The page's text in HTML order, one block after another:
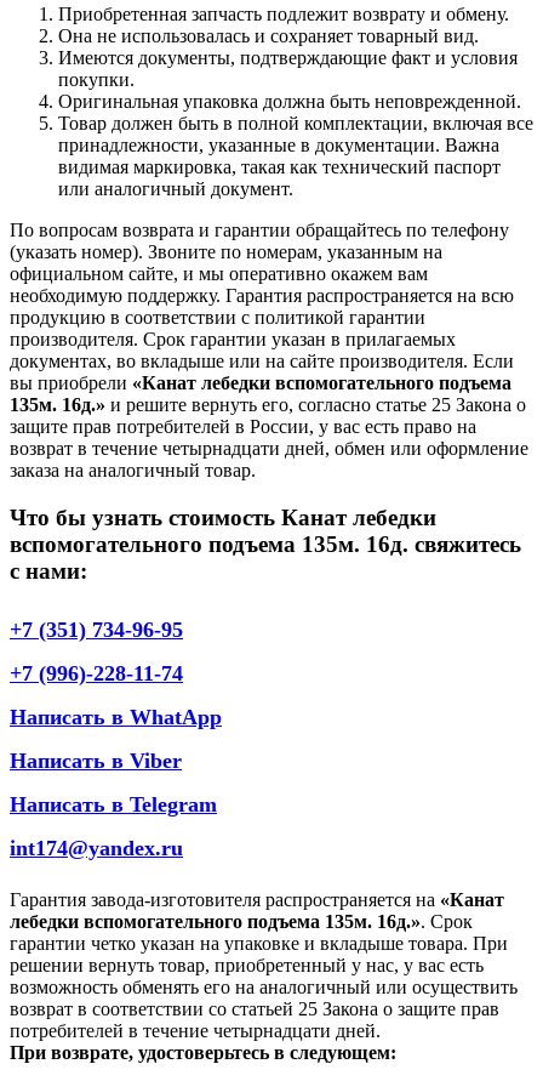
Приобретенная запчасть подлежит возврату и обмену.
Она не использовалась и сохраняет товарный вид.
Имеются документы, подтверждающие факт и условия
покупки.
Оригинальная упаковка должна быть неповрежденной.
Товар должен быть в полной комплектации, включая все
принадлежности, указанные в документации. Важна
видимая маркировка, такая как технический паспорт
или аналогичный документ.
По вопросам возврата и гарантии обращайтесь по телефону
(указать номер). Звоните по номерам, указанным на
официальном сайте, и мы оперативно окажем вам
необходимую поддержку. Гарантия распространяется на всю
продукцию в соответствии с политикой гарантии
производителя. Срок гарантии указан в прилагаемых
документах, во вкладыше или на сайте производителя. Если
вы приобрели «Канат лебедки вспомогательного подъема
135м. 16д.» и решите вернуть его, согласно статье 25 Закона о
защите прав потребителей в России, у вас есть право на
возврат в течение четырнадцати дней, обмен или оформление
заказа на аналогичный товар.
Что бы узнать стоимость Канат лебедки
вспомогательного подъема 135м. 16д. свяжитесь
с нами:
+7 (351) 734-96-95
+7 (996)-228-11-74
Написать в WhatApp
Написать в Viber
Написать в Telegram
int174@yandex.ru
Гарантия завода-изготовителя распространяется на «Канат
лебедки вспомогательного подъема 135м. 16д.». Срок
гарантии четко указан на упаковке и вкладыше товара. При
решении вернуть товар, приобретенный у нас, у вас есть
возможность обменять его на аналогичный или осуществить
возврат в соответствии со статьей 25 Закона о защите прав
потребителей в течение четырнадцати дней.
При возврате, удостоверьтесь в следующем: